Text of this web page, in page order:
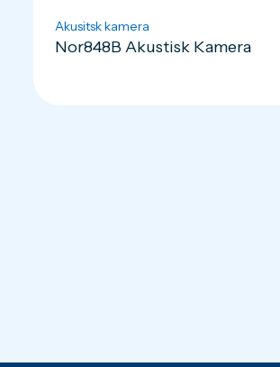
Akusitsk kamera
Nor848B Akustisk Kamera